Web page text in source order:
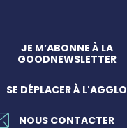
JE M’ABONNE À LA
GOODNEWSLETTER
SE DÉPLACER À L'AGGLO
NOUS CONTACTER